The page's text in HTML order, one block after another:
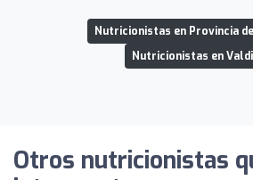
Nutricionistas en Provincia
Nutricionistas en
Otros nutricionistas